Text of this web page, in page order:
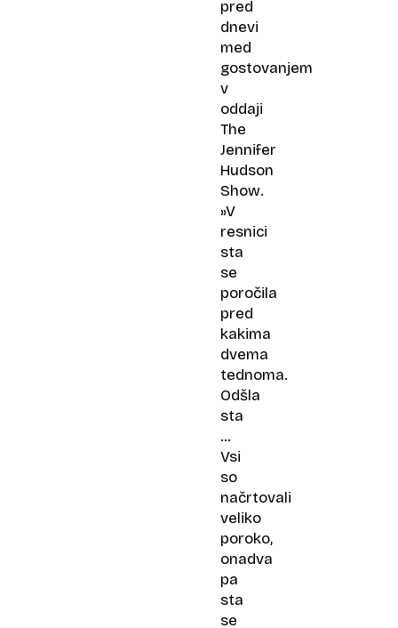
pred
dnevi
med
gostovanjem
v
oddaji
The
Jennifer
Hudson
Show.
»V
resnici
sta
se
poročila
pred
kakima
dvema
tednoma.
Odšla
sta
…
Vsi
so
načrtovali
veliko
poroko,
onadva
pa
sta
se